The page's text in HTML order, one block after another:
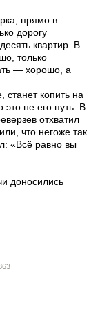
прямо в
дорогу
квартир. В
только
— хорошо, а
копить на
не его путь. В
отхватил
что негоже так
«Всё равно вы
доносились